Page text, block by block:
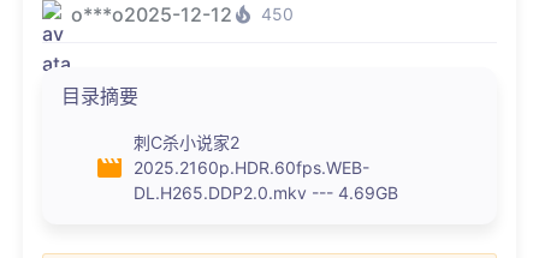
o***o2025-12-12 450
目录摘要
刺C杀小说家2
2025.2160p.HDR.60fps.WEB-
DL.H265.DDP2.0.mkv --- 4.69GB